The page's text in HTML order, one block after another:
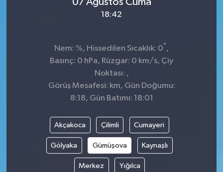
18:42
Nem: %, Hissedilen Sıcaklık: 0° ,
Basınç: 0 hPa, Rüzgar: 0 km/s, Çiy
Noktası: ,
Görüş Mesafesi: km, Gün Doğumu:
8:18, Gün Batımı: 18:01
Akçakoca Çilimli Cumayeri
Gölyaka Gümüşova Kaynaşlı
Merkez Yığılca